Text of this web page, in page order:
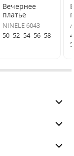
Вечернее
платье
NINELE 6043
50 52 54 56 58